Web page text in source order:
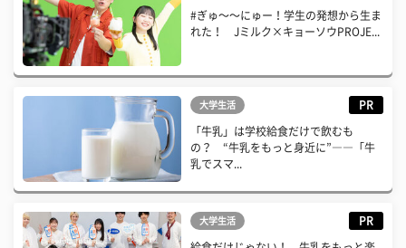
#ぎゅ〜〜にゅー！学生の発想から生ま
れた！ Jミルク×キョーソウPROJE...
大学生活 PR
「牛乳」は学校給食だけで飲むも
の？ “牛乳をもっと身近に”――「牛
乳でスマ...
大学生活 PR